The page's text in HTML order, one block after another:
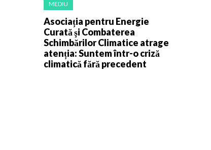
MEDIU
Asociația pentru Energie
Curată şi Combaterea
Schimbărilor Climatice atrage
atenția: Suntem într-o criză
climatică fără precedent